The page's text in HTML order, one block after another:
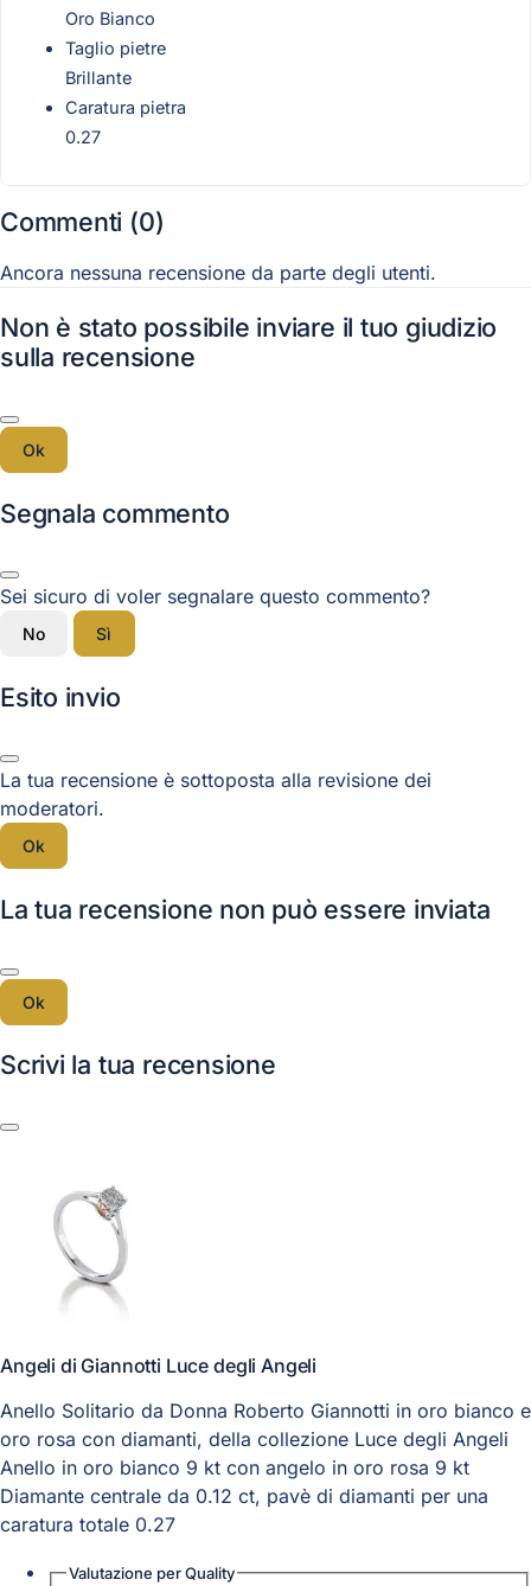
Oro Bianco
Taglio pietre
Brillante
Caratura pietra
0.27
Commenti (0)
Ancora nessuna recensione da parte degli utenti.
Non è stato possibile inviare il tuo giudizio
sulla recensione
Ok
Segnala commento
Sei sicuro di voler segnalare questo commento?
No Sì
Esito invio
La tua recensione è sottoposta alla revisione dei
moderatori.
Ok
La tua recensione non può essere inviata
Ok
Scrivi la tua recensione
Angeli di Giannotti Luce degli Angeli
Anello Solitario da Donna Roberto Giannotti in oro bianco e
oro rosa con diamanti, della collezione Luce degli Angeli
Anello in oro bianco 9 kt con angelo in oro rosa 9 kt
Diamante centrale da 0.12 ct, pavè di diamanti per una
caratura totale 0.27
Valutazione perQuality